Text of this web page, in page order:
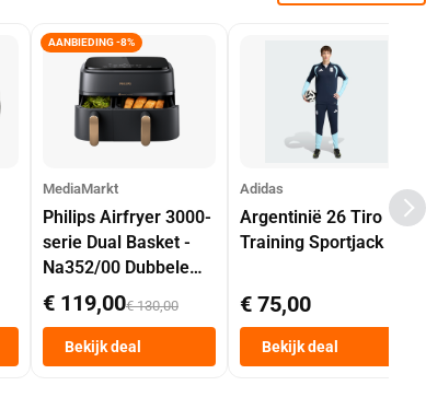
AANBIEDING -8%
MediaMarkt
Philips Airfryer 3000-
serie Dual Basket -
Na352/00 Dubbele
Mand 9 L Tot 6
Personen
Heteluchtfriteuse
Zwart
€ 119,00€ 130,00
Bekijk deal
Adidas
Argentinië 26 Tiro
Training Sportjack
€ 75,00
Bekijk deal